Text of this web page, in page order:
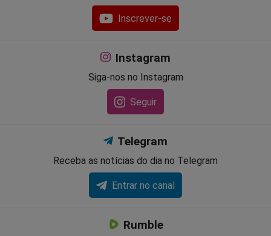
Inscrever-se
Instagram
Siga-nos no Instagram
Seguir
Telegram
Receba as notícias do dia no Telegram
Entrar no canal
Rumble